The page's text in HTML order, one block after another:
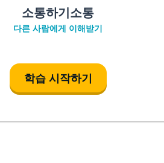
소통하기소통
다른 사람에게 이해받기
학습 시작하기